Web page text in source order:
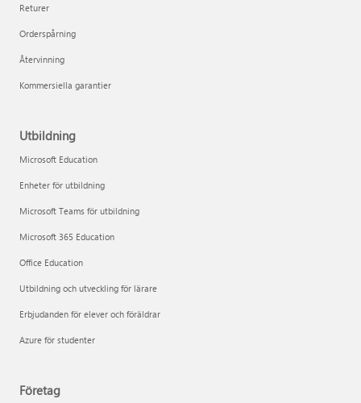
Returer
Orderspårning
Återvinning
Kommersiella garantier
Utbildning
Microsoft Education
Enheter för utbildning
Microsoft Teams för utbildning
Microsoft 365 Education
Office Education
Utbildning och utveckling för lärare
Erbjudanden för elever och föräldrar
Azure för studenter
Företag